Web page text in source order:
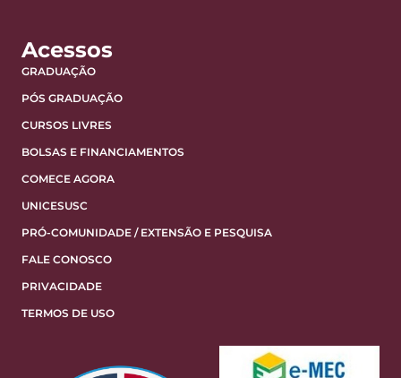
Acessos
GRADUAÇÃO
PÓS GRADUAÇÃO
CURSOS LIVRES
BOLSAS E FINANCIAMENTOS
COMECE AGORA
UNICESUSC
PRÓ-COMUNIDADE / EXTENSÃO E PESQUISA
FALE CONOSCO
PRIVACIDADE
TERMOS DE USO